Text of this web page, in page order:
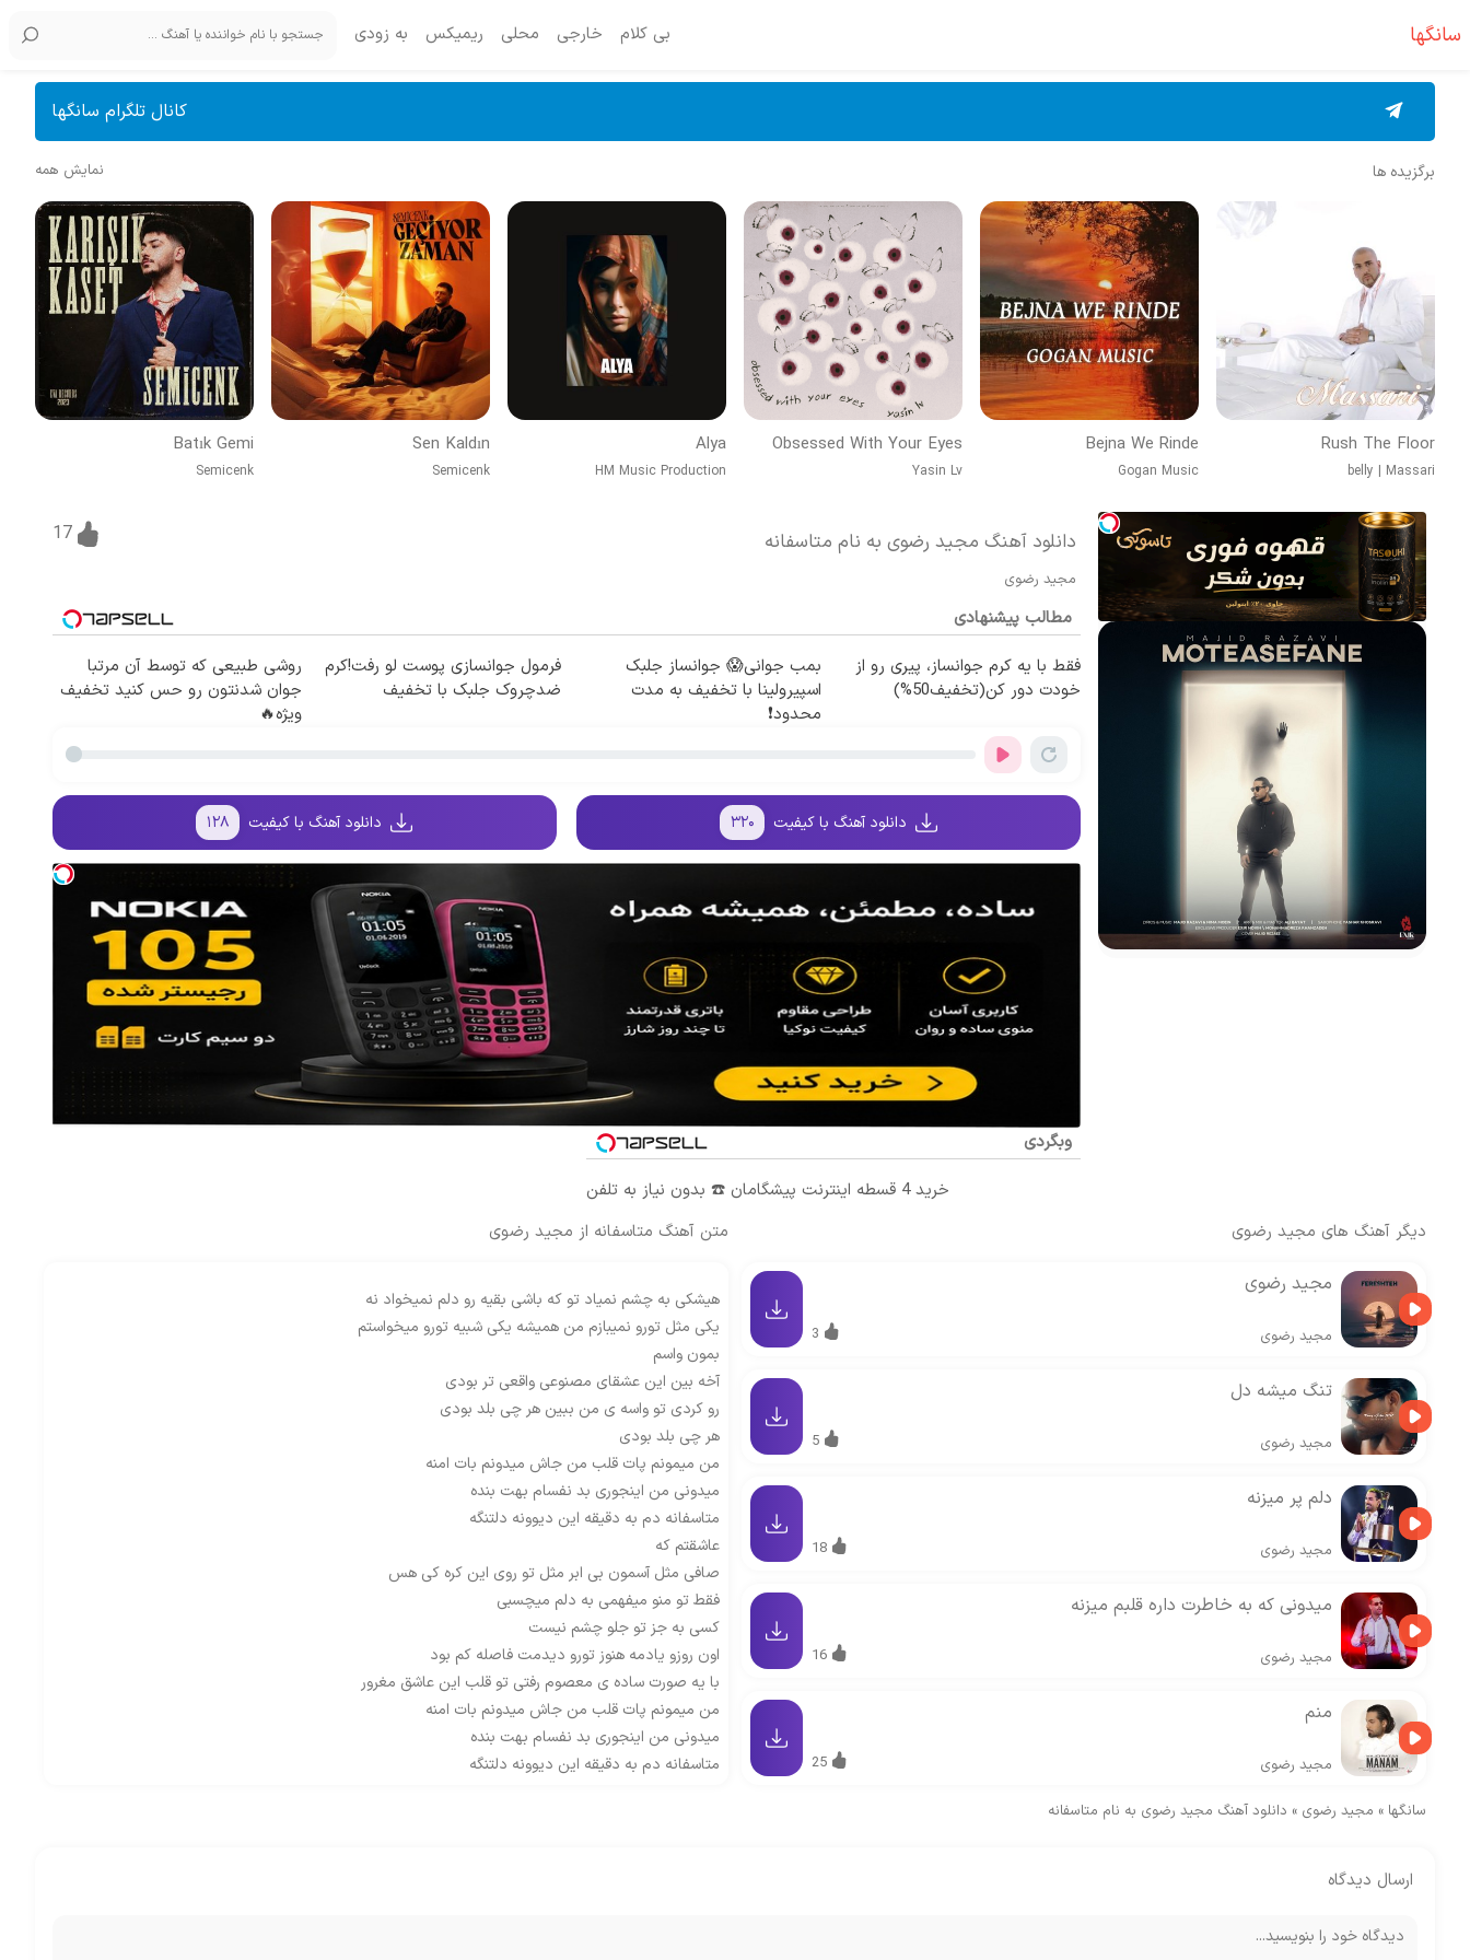
سانگها بی کلام خارجی محلی ریمیکس به زودی
کانال تلگرام سانگها
برگزیده ها نمایش همه
Rush The Floor
belly | Massari
Bejna We Rinde
Gogan Music
Obsessed With Your Eyes
Yasin Lv
Alya
HM Music Production
Sen Kaldın
Semicenk
Batık Gemi
Semicenk
دانلود آهنگ مجید رضوی به نام متاسفانه
مجید رضوی
17
مطالب پیشنهادی
فقط با یه کرم جوانساز، پیری رو از
خودت دور کن(تخفیف50%)
بمب جوانی😱 جوانساز جلبک
اسپیرولینا با تخفیف به مدت
محدود❗
فرمول جوانسازی پوست لو رفت!کرم
ضدچروک جلبک با تخفیف
روشی طبیعی که توسط آن مرتبا
جوان شدنتون رو حس کنید تخفیف
ویژه🔥
دانلود آهنگ با کیفیت ۳۲۰ دانلود آهنگ با کیفیت ۱۲۸
وبگردی
خرید 4 قسطه اینترنت پیشگامان ☎️ بدون نیاز به تلفن
متن آهنگ متاسفانه از مجید رضوی
هیشکی به چشم نمیاد تو که باشی بقیه رو دلم نمیخواد نه
یکی مثل تورو نمیبازم من همیشه یکی شبیه تورو میخواستم
بمون واسم
آخه بین این عشقای مصنوعی واقعی تر بودی
رو کردی تو واسه ی من ببین هر چی بلد بودی
هر چی بلد بودی
من میمونم پات قلب من جاش میدونم بات امنه
میدونی من اینجوری بد نفسام بهت بنده
متاسفانه دم به دقیقه این دیوونه دلتنگه
عاشقتم که
صافی مثل آسمون بی ابر مثل تو روی این کره کی هس
فقط تو منو میفهمی به دلم میچسبی
کسی به جز تو جلو چشم نیست
اون روزو یادمه هنوز تورو دیدمت فاصله کم بود
با یه صورت ساده ی معصوم رفتی تو قلب این عاشق مغرور
من میمونم پات قلب من جاش میدونم بات امنه
میدونی من اینجوری بد نفسام بهت بنده
متاسفانه دم به دقیقه این دیوونه دلتنگه
دیگر آهنگ های مجید رضوی
مجید رضوی
مجید رضوی 3
تنگ میشه دل
مجید رضوی 5
دلم پر میزنه
مجید رضوی 18
میدونی که به خاطرت داره قلبم میزنه
مجید رضوی 16
منم
مجید رضوی 25
سانگها » مجید رضوی » دانلود آهنگ مجید رضوی به نام متاسفانه
ارسال دیدگاه